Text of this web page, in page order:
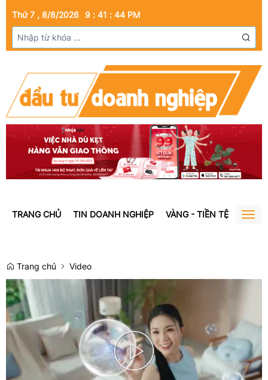
Thứ 7 , 8/8/2026 9 : 41 : 44 PM
TRANG CHỦ TIN DOANH NGHIỆP VÀNG - TIỀN TỆ BẤT
Trang chủ Video
Play